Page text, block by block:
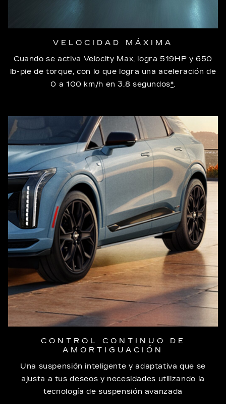
VELOCIDAD MÁXIMA
Cuando se activa Velocity Max, logra 519HP y 650
lb-pie de torque, con lo que logra una aceleración de
0 a 100 km/h en 3.8 segundos*.
CONTROL CONTINUO DE
AMORTIGUACIÓN
Una suspensión inteligente y adaptativa que se
ajusta a tus deseos y necesidades utilizando la
tecnología de suspensión avanzada